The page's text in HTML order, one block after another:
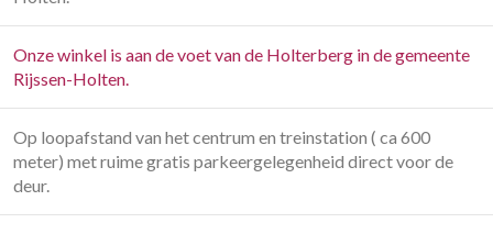
Onze winkel is aan de voet van de Holterberg in de gemeente
Rijssen-Holten.
Op loopafstand van het centrum en treinstation ( ca 600
meter) met ruime gratis parkeergelegenheid direct voor de
deur.